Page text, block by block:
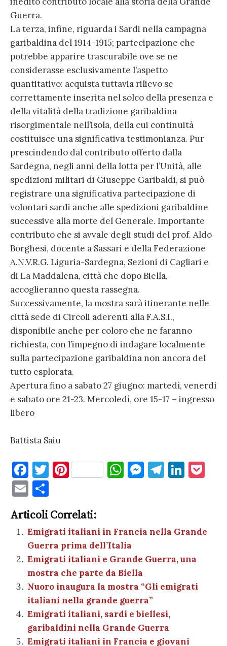
Guerra.
La terza, infine, riguarda i Sardi nella campagna
garibaldina del 1914-1915; partecipazione che
potrebbe apparire trascurabile ove se ne
considerasse esclusivamente l’aspetto
quantitativo: acquista tuttavia rilievo se
correttamente inserita nel solco della presenza e
della vitalità della tradizione garibaldina
risorgimentale nell’isola, della cui continuità
costituisce una significativa testimonianza. Pur
prescindendo dal contributo offerto dalla
Sardegna, negli anni della lotta per l’Unità, alle
spedizioni militari di Giuseppe Garibaldi, si può
registrare una significativa partecipazione di
volontari sardi anche alle spedizioni garibaldine
successive alla morte del Generale. Importante
contributo che si avvale degli studi del prof. Aldo
Borghesi, docente a Sassari e della Federazione
A.N.V.R.G. Liguria-Sardegna, Sezioni di Cagliari e
di La Maddalena, città che dopo Biella,
accoglieranno questa rassegna.
Successivamente, la mostra sarà itinerante nelle
città sede di Circoli aderenti alla F.A.S.I.,
disponibile anche per coloro che ne faranno
richiesta, con l’impegno di indagare localmente
sulla partecipazione garibaldina non ancora del
tutto esplorata.
Apertura fino a sabato 27 giugno: martedì, venerdì
e sabato ore 21-23. Mercoledì, ore 15-17 – ingresso
libero
Battista Saiu
F
a
c
e
b
o
o
k
T
te
r
Pi
es
t
W
A
p
p
M
g
er
T
a
Li
dI et
E
m
ai
l
n
di
vi
di
Articoli Correlati:
Emigrati italiani in Francia nella Grande
Guerra prima dell’Italia
Emigrati italiani e Grande Guerra, una
mostra che parte da Biella
Nuoro inaugura la mostra “Gli emigrati
italiani nella grande guerra”
Emigrati italiani, sardi e biellesi,
garibaldini nella Grande Guerra
Emigrati italiani in Francia e giovani